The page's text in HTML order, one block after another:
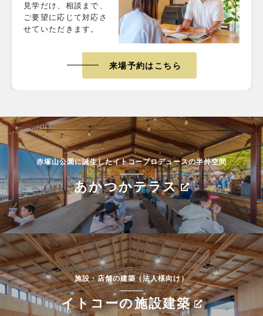
見学だけ、相談まで、
ご要望に応じて対応さ
せていただきます。
来場予約はこちら
赤塚山公園に誕生したイトコープロデュースの半外空間
あかつかテラス
施設・店舗の建築（法人様向け）
イトコーの施設建築